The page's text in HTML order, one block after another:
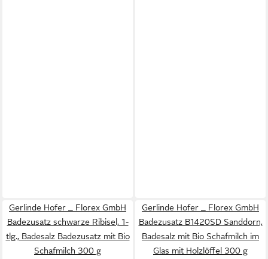
Gerlinde Hofer _ Florex GmbH
Badezusatz schwarze Ribisel, 1-
tlg., Badesalz Badezusatz mit Bio
Schafmilch 300 g
Gerlinde Hofer _ Florex GmbH
Badezusatz B1420SD Sanddorn,
Badesalz mit Bio Schafmilch im
Glas mit Holzlöffel 300 g